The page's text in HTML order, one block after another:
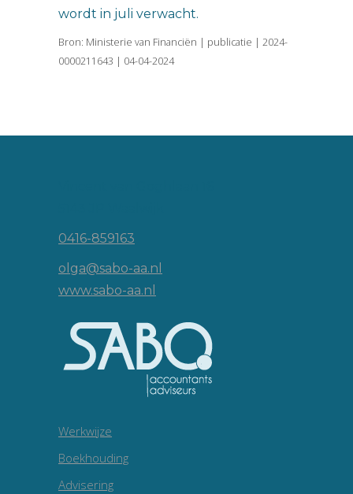
wordt in juli verwacht.
Bron: Ministerie van Financiën | publicatie | 2024-
0000211643 | 04-04-2024
0416-859163
olga@sabo-aa.nl
www.sabo-aa.nl
Werkwijze
Boekhouding
Advisering